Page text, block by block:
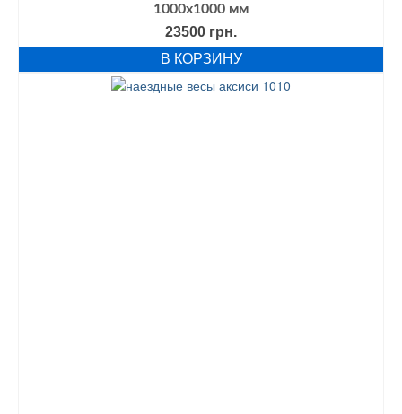
1000х1000 мм
23500 грн.
В КОРЗИНУ